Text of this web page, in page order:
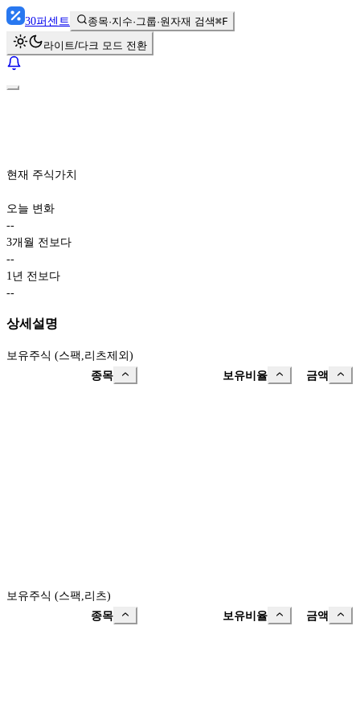
30퍼센트 종목·지수·그룹·원자재 검색⌘F
라이트/다크 모드 전환
현재 주식가치
오늘 변화
--
3개월 전보다
--
1년 전보다
--
상세설명
보유주식 (스팩,리츠제외)
종목
보유비율 금액
보유주식 (스팩,리츠)
종목
보유비율 금액